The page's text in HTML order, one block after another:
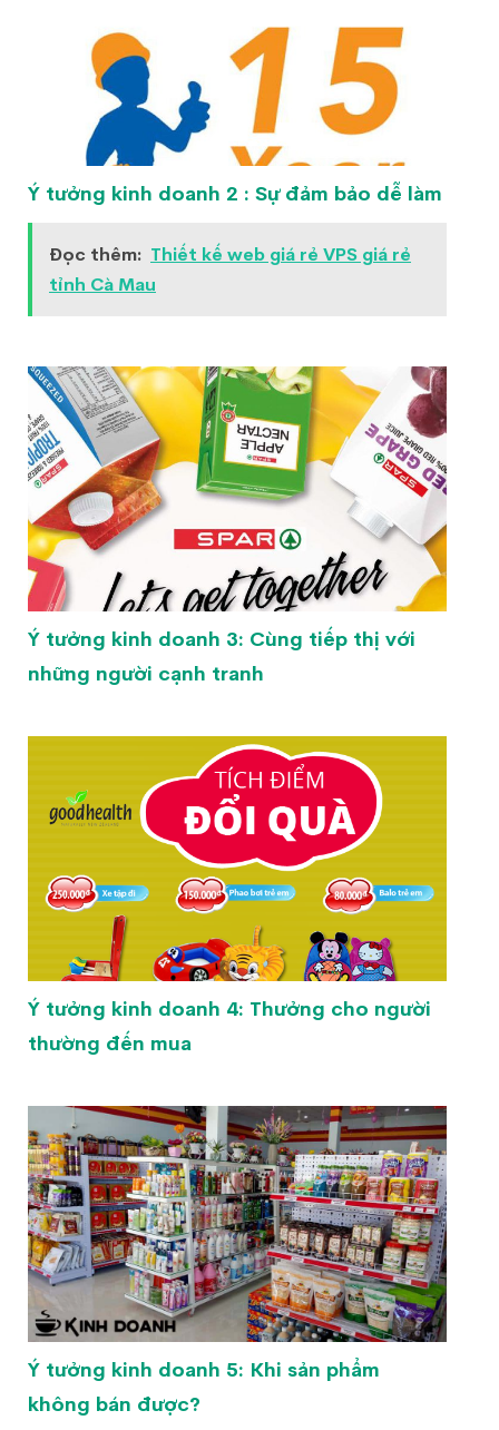
Ý tưởng kinh doanh 2 : Sự đảm bảo dễ làm
Đọc thêm: Thiết kế web giá rẻ VPS giá rẻ
tỉnh Cà Mau
Ý tưởng kinh doanh 3: Cùng tiếp thị với
những người cạnh tranh
Ý tưởng kinh doanh 4: Thưởng cho người
thường đến mua
Ý tưởng kinh doanh 5: Khi sản phẩm
không bán được?